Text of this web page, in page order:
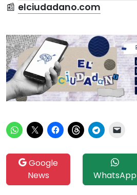
📰 elciudadano.com
Google
News
WhatsApp